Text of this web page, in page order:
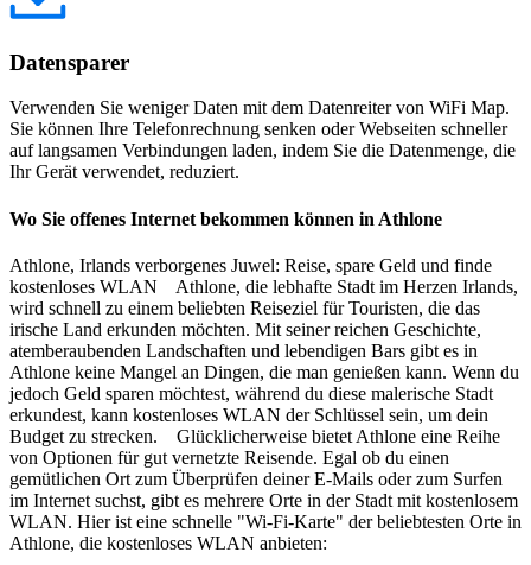
Datensparer
Verwenden Sie weniger Daten mit dem Datenreiter von WiFi Map.
Sie können Ihre Telefonrechnung senken oder Webseiten schneller
auf langsamen Verbindungen laden, indem Sie die Datenmenge, die
Ihr Gerät verwendet, reduziert.
Wo Sie offenes Internet bekommen können in Athlone
Athlone, Irlands verborgenes Juwel: Reise, spare Geld und finde
kostenloses WLAN Athlone, die lebhafte Stadt im Herzen Irlands,
wird schnell zu einem beliebten Reiseziel für Touristen, die das
irische Land erkunden möchten. Mit seiner reichen Geschichte,
atemberaubenden Landschaften und lebendigen Bars gibt es in
Athlone keine Mangel an Dingen, die man genießen kann. Wenn du
jedoch Geld sparen möchtest, während du diese malerische Stadt
erkundest, kann kostenloses WLAN der Schlüssel sein, um dein
Budget zu strecken. Glücklicherweise bietet Athlone eine Reihe
von Optionen für gut vernetzte Reisende. Egal ob du einen
gemütlichen Ort zum Überprüfen deiner E-Mails oder zum Surfen
im Internet suchst, gibt es mehrere Orte in der Stadt mit kostenlosem
WLAN. Hier ist eine schnelle "Wi-Fi-Karte" der beliebtesten Orte in
Athlone, die kostenloses WLAN anbieten: